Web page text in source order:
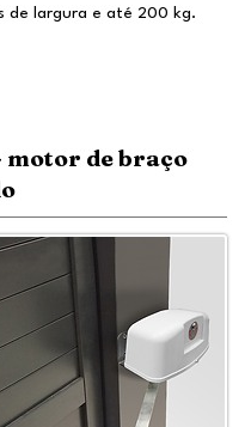
de largura e até 200 kg.
motor de braço